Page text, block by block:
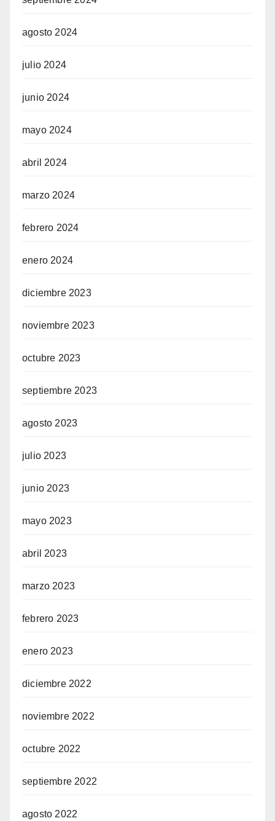
agosto 2024
julio 2024
junio 2024
mayo 2024
abril 2024
marzo 2024
febrero 2024
enero 2024
diciembre 2023
noviembre 2023
octubre 2023
septiembre 2023
agosto 2023
julio 2023
junio 2023
mayo 2023
abril 2023
marzo 2023
febrero 2023
enero 2023
diciembre 2022
noviembre 2022
octubre 2022
septiembre 2022
agosto 2022